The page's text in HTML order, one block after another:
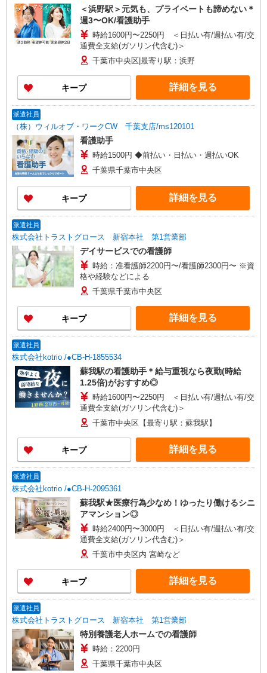
＜浜野駅＞元気も、プライベートも諦めない＊
週3〜OK/看護助手
時給1600円〜2250円 ＜日払い有/週払い有/交
通費全支給(ガソリン代含む)＞
千葉市中央区|最寄り駅：浜野
キープ 詳細を見る
派遣社員
（株）ウィルオブ・ワークCW 千葉支店/ms120101
看護助手
時給1500円 ◆前払い・日払い・週払いOK
千葉県千葉市中央区
キープ 詳細を見る
派遣社員
株式会社トラストグロース 新宿本社 第1営業部
デイサービスでの看護師
時給：准看護師2200円〜/看護師2300円〜 ※資
格や経験などによる
千葉県千葉市中央区
キープ 詳細を見る
派遣社員
株式会社kotrio /●CB-H-1855534
蘇我駅の看護助手＊給与重視なら夜勤(時給
1.25倍)がおすすめ◎
時給1600円〜2250円 ＜日払い有/週払い有/交
通費全支給(ガソリン代含む)＞
千葉市中央区【最寄り駅：蘇我駅】
キープ 詳細を見る
派遣社員
株式会社kotrio /●CB-H-2095361
蘇我駅★医療行為少なめ！ゆったり働けるシニ
アマンション◎
時給2400円〜3000円 ＜日払い有/週払い有/交
通費全支給(ガソリン代含む)＞
千葉市中央区内 宮崎など
キープ 詳細を見る
派遣社員
株式会社トラストグロース 新宿本社 第1営業部
特別養護老人ホームでの看護師
時給：2200円
千葉県千葉市中央区